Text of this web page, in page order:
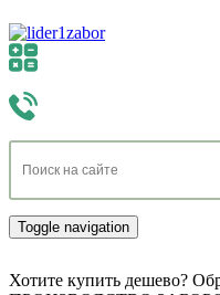
Toggle navigation
Хотите купить дешево?